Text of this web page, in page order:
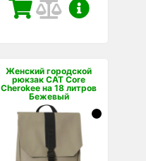
Женский городской
рюкзак CAT Core
Cherokee на 18 литров
Бежевый